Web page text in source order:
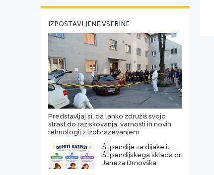
IZPOSTAVLJENE VSEBINE
Predstavljaj si, da lahko združiš svojo
strast do raziskovanja, varnosti in novih
tehnologij z izobraževanjem
Štipendije za dijake iz
Štipendijskega sklada dr.
Janeza Drnovška